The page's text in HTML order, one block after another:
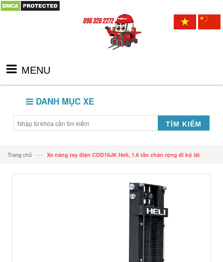
MENU
DANH MỤC XE
TÌM KIẾM
Trang chủ —› Xe nâng tay điện CDD16JK Heli, 1.6 tấn chân rộng đi bộ lái